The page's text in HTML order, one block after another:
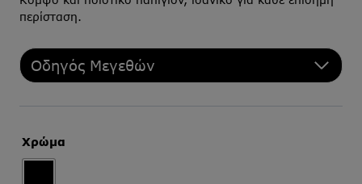
περίσταση.
Οδηγός Μεγεθών
Χρώμα